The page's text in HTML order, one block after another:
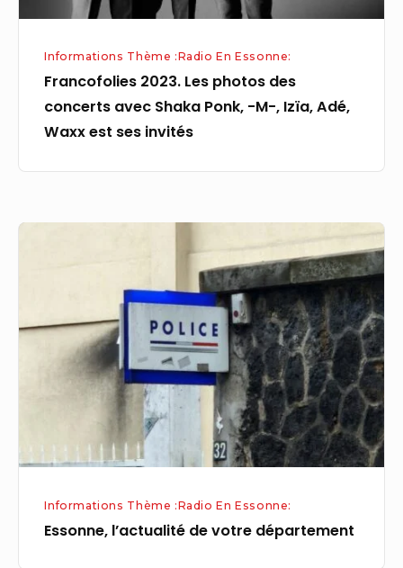
Izïa,
Adé,
Waxx
Informations Thème :Radio En Essonne:
Francofolies 2023. Les photos des
concerts avec Shaka Ponk, -M-, Izïa, Adé,
Waxx est ses invités
département
Informations Thème :Radio En Essonne:
Essonne, l’actualité de votre département